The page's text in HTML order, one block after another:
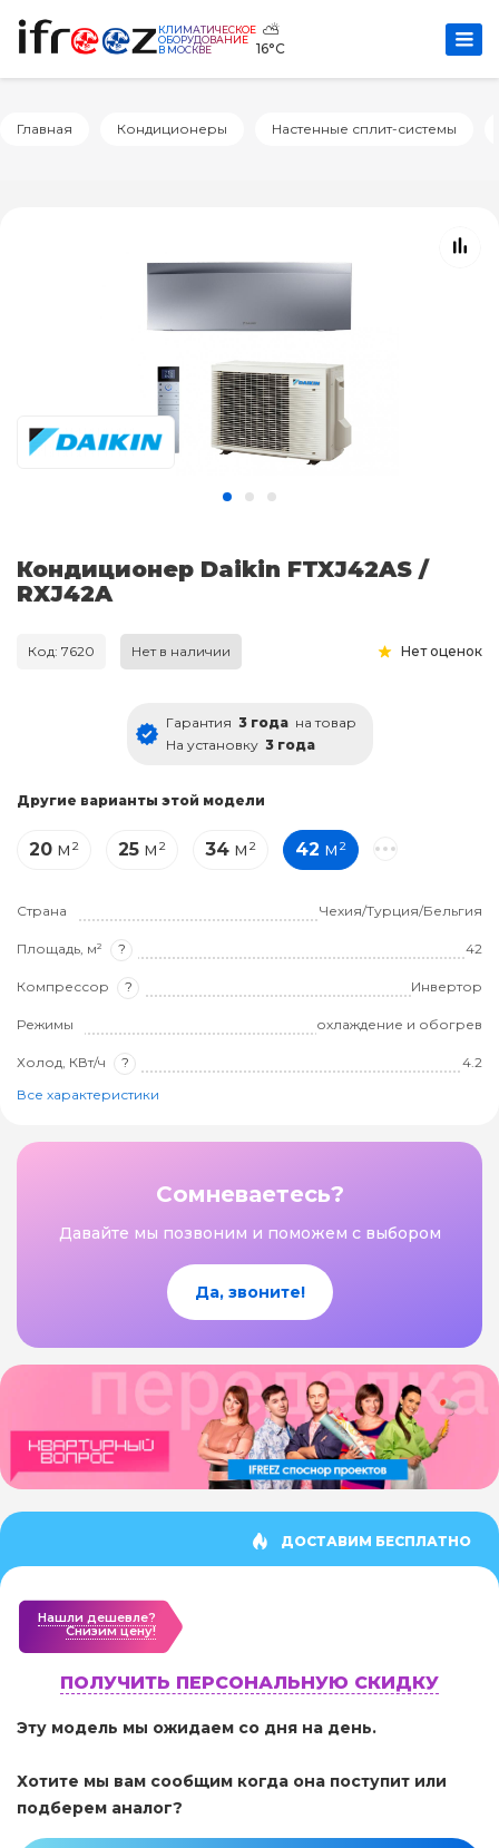
КЛИМАТИЧЕСКОЕ
ОБОРУДОВАНИЕ
В МОСКВЕ
⛅
16°C
Главная Кондиционеры Настенные сплит-системы
Кондиционер Daikin FTXJ42AS /
RXJ42A
Код: 7620 Нет в наличии Нет оценок
Гарантия 3 года на товар
На установку 3 года
Другие варианты этой модели
20 м² 25 м² 34 м² 42 м²
Страна Чехия/Турция/Бельгия
Площадь, м² ? 42
Компрессор ? Инвертор
Режимы охлаждение и обогрев
Холод, КВт/ч ?
4.2
Все характеристики
Сомневаетесь?
Давайте мы позвоним и поможем с выбором
Да, звоните!
ДОСТАВИМ БЕСПЛАТНО
Нашли дешевле?
Cнизим цену!
ПОЛУЧИТЬ ПЕРСОНАЛЬНУЮ СКИДКУ
Эту модель мы ожидаем со дня на день.
Хотите мы вам сообщим когда она поступит или
подберем аналог?